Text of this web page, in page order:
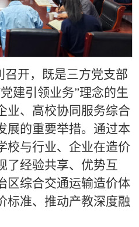
召开，既是三方党支部
建引领业务”理念的生
业、高校协同服务综合
展的重要举措。通过本
校与行业、企业在造价
了经验共享、优势互
区综合交通运输造价体
标准、推动产教深度融